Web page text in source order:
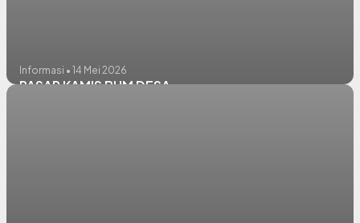
Informasi • 14 Mei 2026
PASAR KAMIS BUM DESA